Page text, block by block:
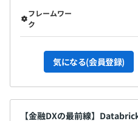
フレームワー
ク
気になる(会員登録)
【金融DXの最前線】